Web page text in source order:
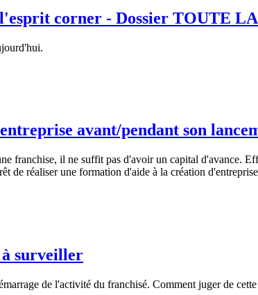
corner - Dossier TOUTE
avant/pendant son
franchise, il ne suffit pas d'avoir un capital d'avance.
de réaliser une formation d'aide à la création
surveiller
de l'activité du franchisé. Comment juger de